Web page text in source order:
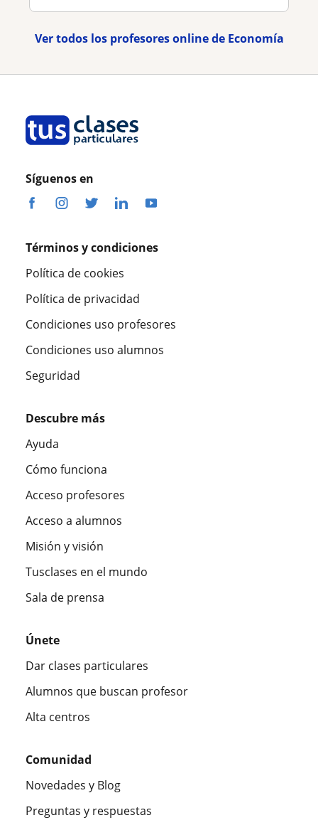
Ver todos los profesores online de Economía
Síguenos en
Términos y condiciones
Política de cookies
Política de privacidad
Condiciones uso profesores
Condiciones uso alumnos
Seguridad
Descubre más
Ayuda
Cómo funciona
Acceso profesores
Acceso a alumnos
Misión y visión
Tusclases en el mundo
Sala de prensa
Únete
Dar clases particulares
Alumnos que buscan profesor
Alta centros
Comunidad
Novedades y Blog
Preguntas y respuestas